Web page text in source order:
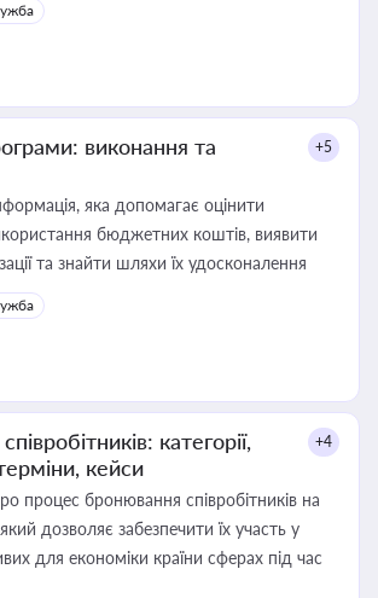
виконання та
+5
яка допомагає оцінити
бюджетних коштів, виявити
та знайти шляхи їх удосконалення
категорії,
кейси
+4
процес бронювання співробітників на
дозволяє забезпечити їх участь у
для економіки країни сферах під час